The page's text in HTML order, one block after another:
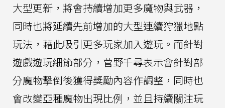
大型更新，將會持續增加更多魔物與武器，
同時也將延續先前增加的大型連續狩獵地點
玩法，藉此吸引更多玩家加入遊玩。而針對
遊戲遊玩細節部分，菅野千尋表示會針對部
分魔物擊倒後獲得獎勵內容作調整，同時也
會改變亞種魔物出現比例，並且持續關注玩